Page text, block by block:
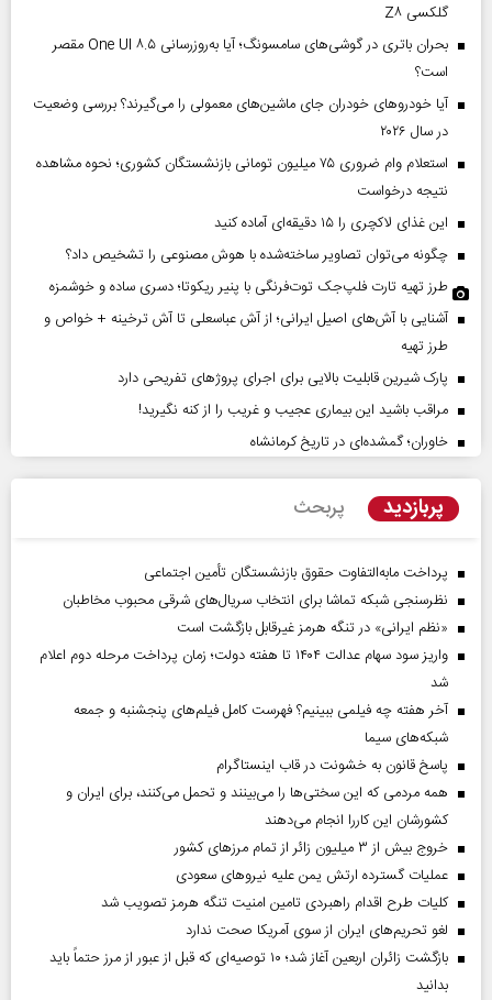
گلکسی Z۸
بحران باتری در گوشی‌های سامسونگ؛ آیا به‌روزرسانی One UI ۸.۵ مقصر
است؟
آیا خودروهای خودران جای ماشین‌های معمولی را می‌گیرند؟ بررسی وضعیت
در سال ۲۰۲۶
استعلام وام ضروری ۷۵ میلیون تومانی بازنشستگان کشوری؛ نحوه مشاهده
نتیجه درخواست
این غذای لاکچری را ۱۵ دقیقه‌ای آماده کنید
چگونه می‌توان تصاویر ساخته‌شده با هوش مصنوعی را تشخیص داد؟
طرز تهیه تارت فلپ‌جک توت‌فرنگی با پنیر ریکوتا؛ دسری ساده و خوشمزه
آشنایی با آش‌های اصیل ایرانی؛ از آش عباسعلی تا آش ترخینه + خواص و
طرز تهیه
پارک شیرین قابلیت‌ بالایی برای اجرای پروژهای تفریحی دارد
مراقب باشید این بیماری عجیب و غریب را از کنه نگیرید!
خاوران؛ گمشده‌ای در تاریخ کرمانشاه
پربازدید پربحث
پرداخت مابه‌التفاوت حقوق بازنشستگان تأمین اجتماعی
نظرسنجی شبکه تماشا برای انتخاب سریال‌های شرقی محبوب مخاطبان
«نظم ایرانی» در تنگه هرمز غیرقابل بازگشت است
واریز سود سهام عدالت ۱۴۰۴ تا هفته دولت؛ زمان پرداخت مرحله دوم اعلام
شد
آخر هفته چه فیلمی ببینیم؟ فهرست کامل فیلم‌های پنجشنبه و جمعه
شبکه‌های سیما
پاسخ قانون به خشونت در قاب اینستاگرام
همه مردمی که این سختی‌ها را می‌بینند و تحمل می‌کنند، برای ایران و
کشورشان این کاررا انجام می‌دهند
خروج بیش از ۳ میلیون زائر از تمام مرز‌های کشور
عملیات گسترده ارتش یمن علیه نیروهای سعودی
کلیات طرح اقدام راهبردی تامین امنیت تنگه هرمز تصویب شد
لغو تحریم‌های ایران از سوی آمریکا صحت ندارد
بازگشت زائران اربعین آغاز شد؛ ۱۰ توصیه‌ای که قبل از عبور از مرز حتماً باید
بدانید